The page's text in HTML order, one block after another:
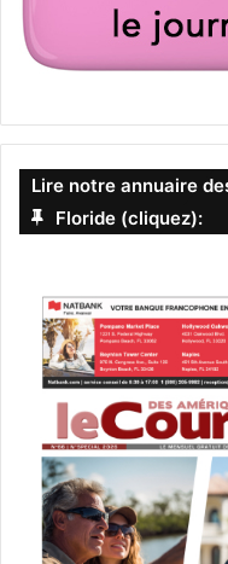
Lire notre annuaire
Floride (cliquez):